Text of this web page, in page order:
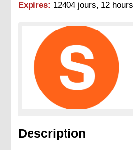
Expires: 12404 jours, 12 hours
Description